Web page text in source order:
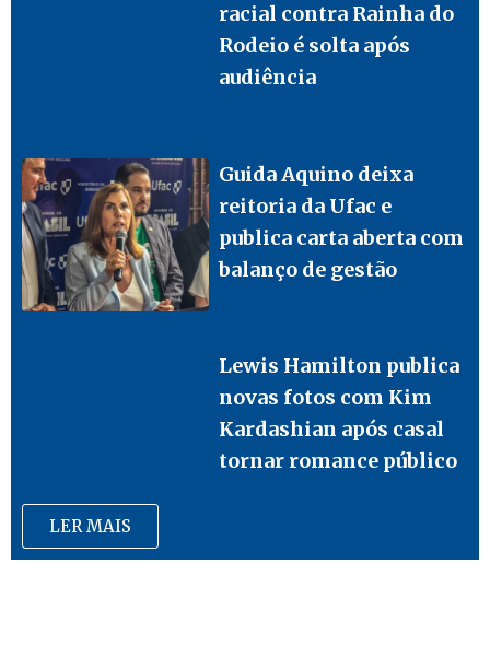
racial contra Rainha do
Rodeio é solta após
audiência
Guida Aquino deixa
reitoria da Ufac e
publica carta aberta com
balanço de gestão
Lewis Hamilton publica
novas fotos com Kim
Kardashian após casal
tornar romance público
LER MAIS